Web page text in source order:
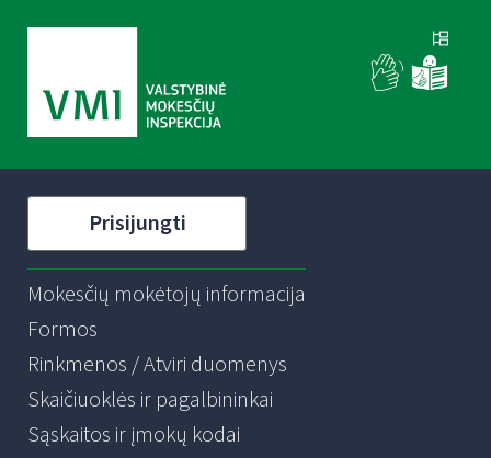
Prisijungti
Mokesčių mokėtojų informacija
Formos
Rinkmenos / Atviri duomenys
Skaičiuoklės ir pagalbininkai
Sąskaitos ir įmokų kodai